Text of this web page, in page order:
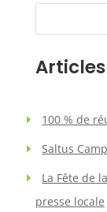
100 % de
Saltus
La Fête de
presse locale